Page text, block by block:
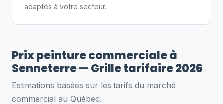
adaptés à votre secteur.
Prix peinture commerciale à
Senneterre — Grille tarifaire 2026
Estimations basées sur les tarifs du marché
commercial au Québec.